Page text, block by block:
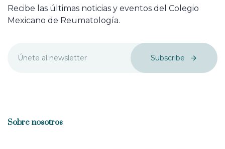
Recibe las últimas noticias y eventos del Colegio
Mexicano de Reumatología.
Subscribe
Sobre nosotros